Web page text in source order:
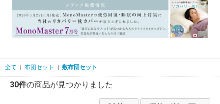
全て 布団セット 敷布団セット
30件の商品が見つかりました